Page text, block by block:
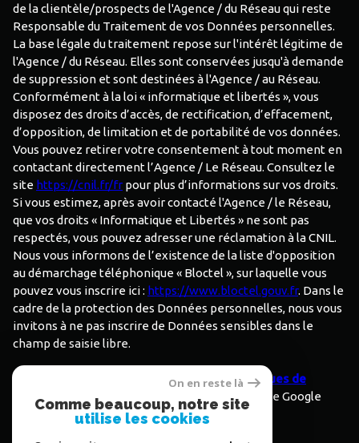
de la clientèle/prospects de l'Agence / du Réseau qui reste
Responsable du Traitement de vos Données personnelles.
La base légale du traitement repose sur l'intérêt légitime de
l'Agence / du Réseau. Elles sont conservées jusqu'à demande
de suppression et sont destinées à l'Agence / au Réseau.
Conformément à la loi « informatique et libertés », vous
disposez des droits d’accès, de rectification, d’effacement,
d’opposition, de limitation et de portabilité de vos données.
Vous pouvez retirer votre consentement à tout moment en
contactant directement l’Agence / Le Réseau. Consultez le
site https://cnil.fr/fr pour plus d’informations sur vos droits.
Si vous estimez, après avoir contacté l'Agence / le Réseau,
que vos droits « Informatique et Libertés » ne sont pas
respectés, vous pouvez adresser une réclamation à la CNIL.
Nous vous informons de l’existence de la liste d'opposition
au démarchage téléphonique « Bloctel », sur laquelle vous
pouvez vous inscrire ici : https://www.bloctel.gouv.fr. Dans le
cadre de la protection des Données personnelles, nous vous
invitons à ne pas inscrire de Données sensibles dans le
champ de saisie libre.
Ce site est protégé par reCAPTCHA, les Politiques de
Confidentialité
Conditions d'utilisation
de Google
s'appliquent.
On en reste là
Comme beaucoup, notre site
utilise les cookies